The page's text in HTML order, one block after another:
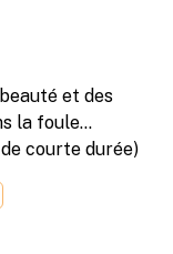
et des
la foule…
courte durée)